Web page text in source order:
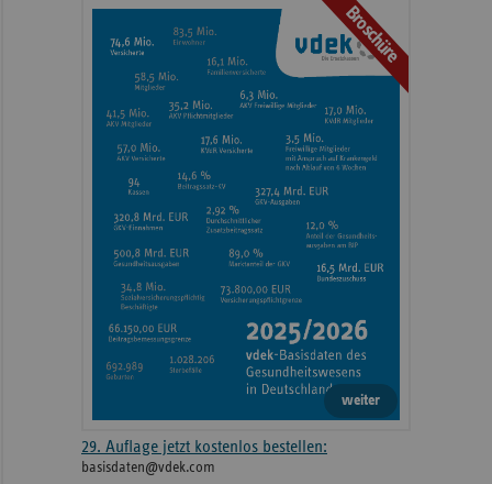
Informationen
Broschüre
weiter
29. Auflage jetzt kostenlos bestellen:
basisdaten@vdek.com